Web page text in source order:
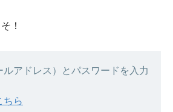
！
ルアドレス）とパスワードを入力
ちら